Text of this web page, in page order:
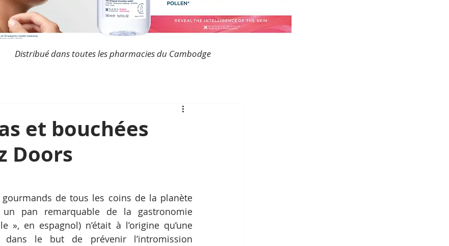
Distribué dans toutes les pharmacies du Cambodge
et bouchées
Doors
gourmands de tous les coins de la planète
pan remarquable de la gastronomie
en espagnol) n’était à l’origine qu’une
le but de prévenir l’intromission